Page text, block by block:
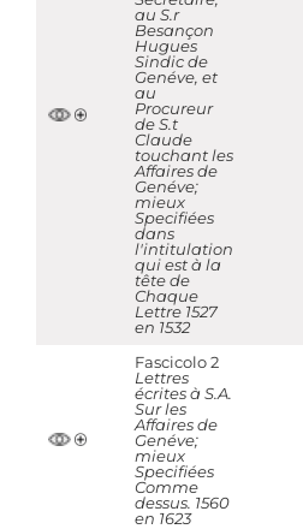
au S.r
Besançon
Hugues
Sindic de
Genéve, et
au
Procureur
de S.t
Claude
touchant les
Affaires de
Genéve;
mieux
Specifiées
dans
l'intitulation
qui est à la
tête de
Chaque
Lettre 1527
en 1532
Fascicolo 2
Lettres
écrites à S.A.
Sur les
Affaires de
Genéve;
mieux
Specifiées
Comme
dessus. 1560
en 1623